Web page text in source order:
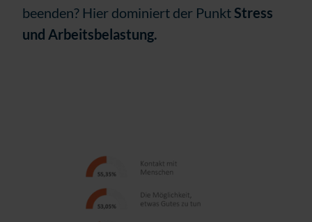
beenden? Hier dominiert der Punkt Stress
und Arbeitsbelastung.